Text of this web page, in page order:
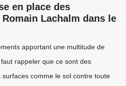
en place des
Lachalm dans le
apportant une multitude de
rappeler que ce sont des
comme le sol contre toute